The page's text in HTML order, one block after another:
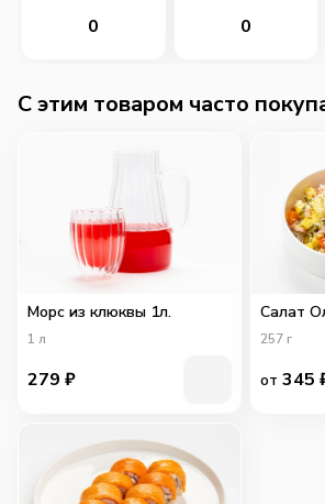
0
0
C этим товаром часто
Морс из клюквы 1л.
1 л
279 ₽
Салат
257 г
от 345